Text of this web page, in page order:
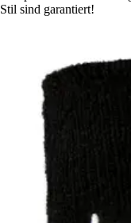
Stil sind garantiert!